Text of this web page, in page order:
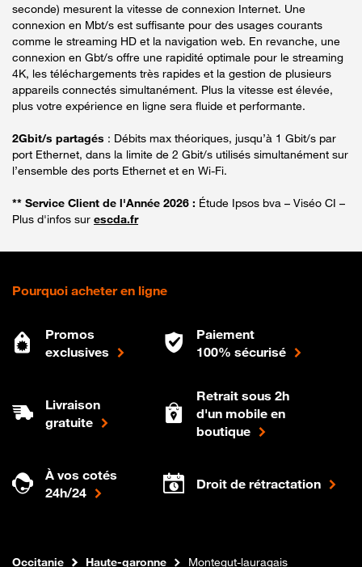
seconde) mesurent la vitesse de connexion Internet. Une
connexion en Mbt/s est suffisante pour des usages courants
comme le streaming HD et la navigation web. En revanche, une
connexion en Gbt/s offre une rapidité optimale pour le streaming
4K, les téléchargements très rapides et la gestion de plusieurs
appareils connectés simultanément. Plus la vitesse est élevée,
plus votre expérience en ligne sera fluide et performante.
2Gbit/s partagés : Débits max théoriques, jusqu’à 1 Gbit/s par
port Ethernet, dans la limite de 2 Gbit/s utilisés simultanément sur
l’ensemble des ports Ethernet et en Wi-Fi.
** Service Client de l'Année 2026 : Étude Ipsos bva – Viséo CI –
Plus d'infos sur escda.fr
Pourquoi acheter en ligne
Promos
exclusives
Paiement
100% sécurisé
Livraison
gratuite
Retrait sous 2h
d'un mobile en
boutique
À vos cotés
24h/24
Droit de rétractation
Boutique Orange
Internet fibre
Occitanie Haute-garonne Montegut-lauragais